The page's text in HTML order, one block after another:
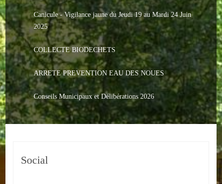
Galeries photos
INDISPENSABLES
Nouveaux arrivants
Le PACS
Voter
Bientôt 16 ans
Urbanisme
Canicule - Vigilance jaune du Jeudi 19 au Mardi 24 Juin
2025
COLLECTE BIODECHETS
ARRETE PREVENTION EAU DES NOUES
Conseils Municipaux et Délibérations 2026
Social